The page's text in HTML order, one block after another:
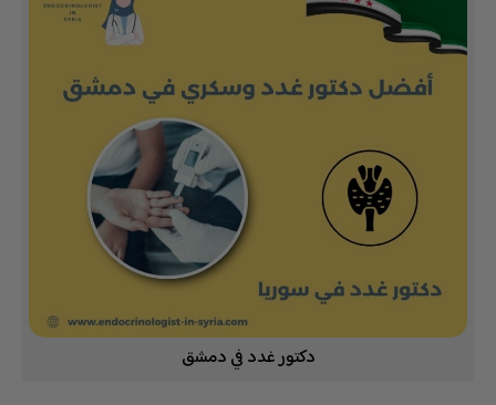
دكتور غدد في دمشق